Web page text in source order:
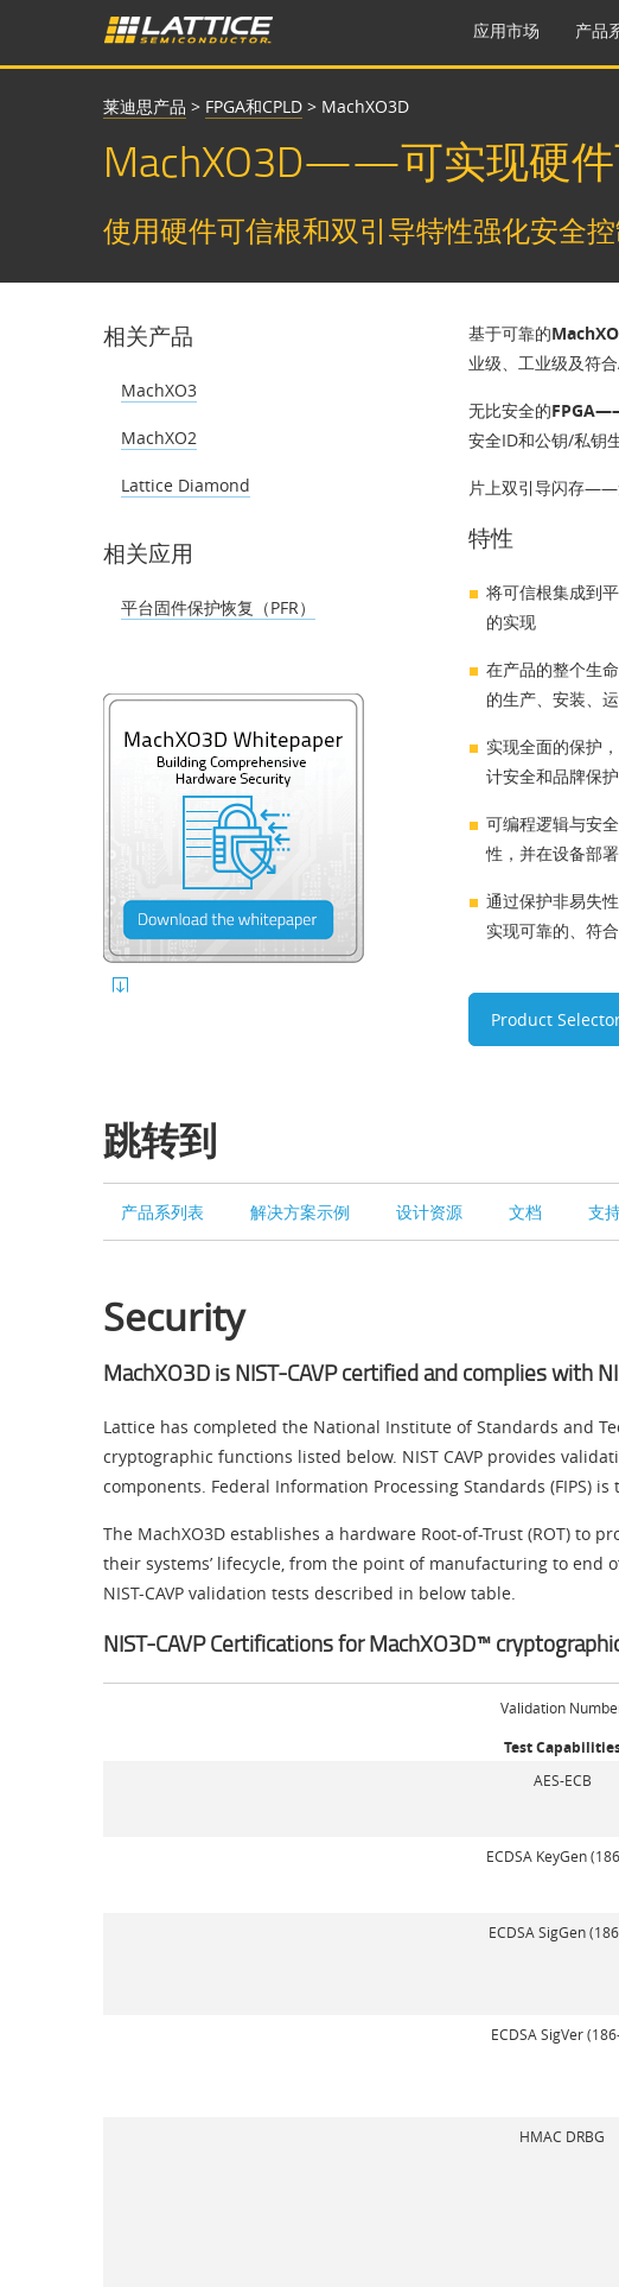
应用市场 产品
莱迪思产品 > FPGA和CPLD > MachXO3D
MachXO3D——可实现硬件
使用硬件可信根和双引导特性强化安全
相关产品
MachXO3
MachXO2
Lattice Diamond
相关应用
平台固件保护恢复（PFR）
基于可靠的
业级、工业级及符
无比安全的
安全ID和公钥/私钥生
片上双引导闪存——
特性
将可信根集成到
的实现
在产品的整个生
的生产、安装、
实现全面的保护
计安全和品牌保
可编程逻辑与安
性 ，并在设备部
通过保护非易失
实现可靠的、符
Product
跳转到
产品系列表 解决方案示例 设计资源 文档 支
Security
MachXO3D is NIST-CAVP certified and complies with
Lattice has completed the National Institute of Standards and
cryptographic functions listed below. NIST CAVP provides
components. Federal Information Processing Standards (FIPS)
The MachXO3D establishes a hardware Root-of-Trust (ROT)
their systems’ lifecycle, from the point of manufacturing to end
NIST-CAVP validation tests described in below table.
NIST-CAVP Certifications for MachXO3D™
Validation
Test
AES-ECB
ECDSA KeyGen
ECDSA SigGen
ECDSA SigVer
HMAC DRBG